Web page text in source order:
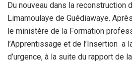
Du nouveau dans la reconstruction
Limamoulaye de Guédiawaye.
le ministère de la Formation
l’Apprentissage et de l’Insertion a
d’urgence, à la suite du rapport de